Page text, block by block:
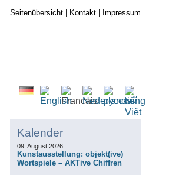
Seitenübersicht| Kontakt| Impressum
Kalender
09. August 2026
Kunstausstellung: objekt(ive)
Wortspiele – AKTive Chiffren